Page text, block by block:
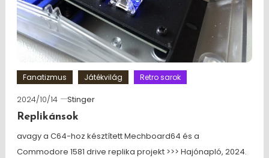
Fanatizmus Játékvilág Retro sarok
2024/10/14
Stinger
Replikánsok
avagy a C64-hoz késztített Mechboard64 és a
Commodore 1581 drive replika projekt >>> Hajónapló, 2024.